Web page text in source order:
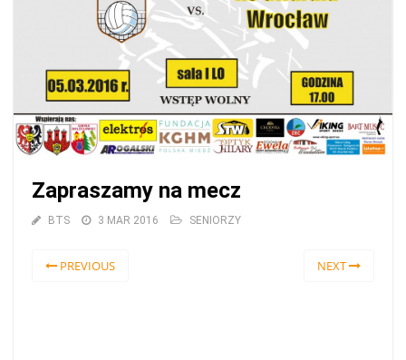
Zapraszamy na mecz
BTS 3 MAR 2016 SENIORZY
PREVIOUS NEXT